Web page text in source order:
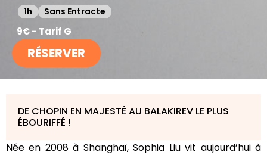
1h Sans Entracte
9€ - Tarif G
RÉSERVER
DE CHOPIN EN MAJESTÉ AU BALAKIREV LE PLUS
ÉBOURIFFÉ !
Née en 2008 à Shanghaï, Sophia Liu vit aujourd’hui à